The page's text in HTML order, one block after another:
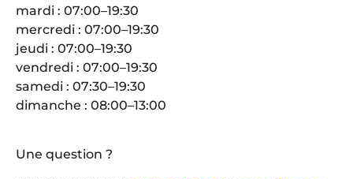
mardi : 07:00–19:30
mercredi : 07:00–19:30
jeudi : 07:00–19:30
vendredi : 07:00–19:30
samedi : 07:30–19:30
dimanche : 08:00–13:00
Une question ?